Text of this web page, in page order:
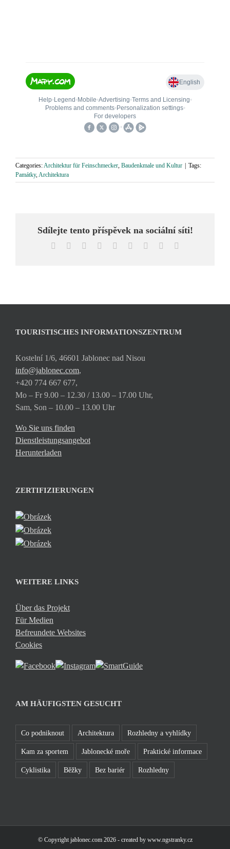
Categories:Architektur für Feinschmecker, Baudenkmale und Kultur
Tags:
Památky,Architektura
Sdílejte tento příspěvek na sociální síti!
Facebook Reddit LinkedInWhatsApp
TumblrPinterest
TOURISTISCHES INFORMATIONSZENTRUM
Kostelní 1/6, 46601 Jablonec nad Nisou
info@jablonec.com,
+420 774 667 677,
Mo – Fr 9.00 – 12.30 / 13.00 – 17.00 Uhr,
Sam, Son – 10.00 – 13.00 Uhr
Wo Sie uns finden
Dienstleistungsangebot
Herunterladen
ZERTIFIZIERUNGEN
WEITERE LINKS
Über das Projekt
Für Medien
Befreundete Websites
Cookies
AM HÄUFIGSTEN GESUCHT
Co podniknout Architektura Rozhledny a vyhlídky
Kam za sportem Jablonecké moře Praktické informace
Cyklistika Běžky Bez bariér Rozhledny
© Copyright jablonec.com 2026 - created by www.ngstranky.cz